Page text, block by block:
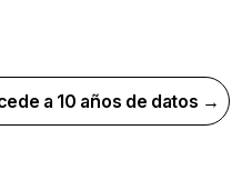
a 10 años de datos →